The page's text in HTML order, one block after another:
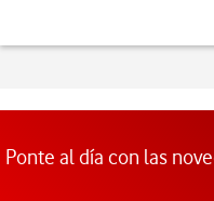
Ponte al día con las